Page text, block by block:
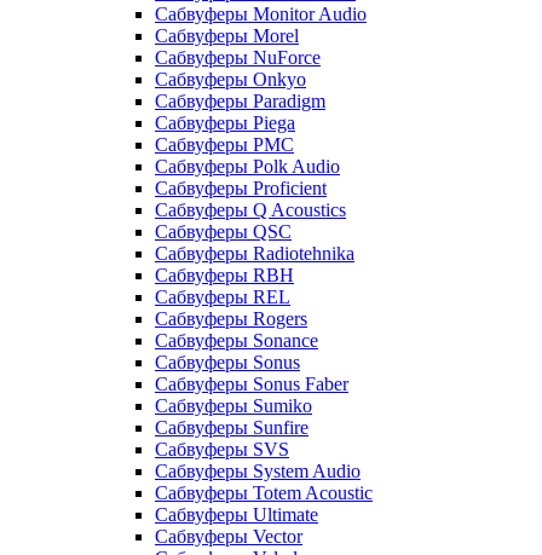
Сабвуферы Monitor Audio
Сабвуферы Morel
Сабвуферы NuForce
Сабвуферы Onkyo
Сабвуферы Paradigm
Сабвуферы Piega
Сабвуферы PMC
Сабвуферы Polk Audio
Сабвуферы Proficient
Сабвуферы Q Acoustics
Сабвуферы QSC
Сабвуферы Radiotehnika
Сабвуферы RBH
Сабвуферы REL
Сабвуферы Rogers
Сабвуферы Sonance
Сабвуферы Sonus
Сабвуферы Sonus Faber
Сабвуферы Sumiko
Сабвуферы Sunfire
Сабвуферы SVS
Сабвуферы System Audio
Сабвуферы Totem Acoustic
Сабвуферы Ultimate
Сабвуферы Vector